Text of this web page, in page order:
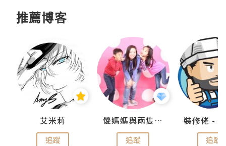
推薦博客
艾米莉
追蹤
儍媽媽與兩隻小魔怪之家
追蹤 追蹤